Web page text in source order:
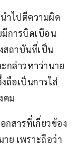
ำไปตีความผิด
การบิดเบือน
สถาบันที่เป็น
กล่าวหาว่านาย
ถือเป็นการใส่
คม
กสารที่เกี่ยวข้อง
ย เพราะถือว่า